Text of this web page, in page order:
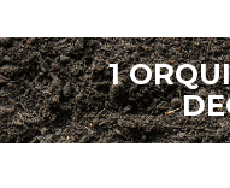
1